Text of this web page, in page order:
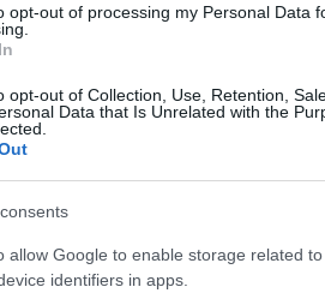
opt-out of processing my Personal Data
opt-out of Collection, Use, Retention,
Data that Is Unrelated with the
allow Google to enable storage related
identifiers in apps.